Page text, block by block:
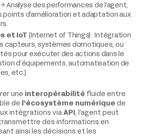
→ Analyse des performances de l’agent,
d’amélioration et adaptation aux
et IoT (Internet of Things) : Intégration
capteurs, systèmes domotiques, ou
pour exécuter des actions dans le
d’équipements, automatisation de
etc.).
une interopérabilité fluide entre
de
l’écosystème numérique de
intégrations via API , l’agent peut
des informations en
ainsi les décisions et les